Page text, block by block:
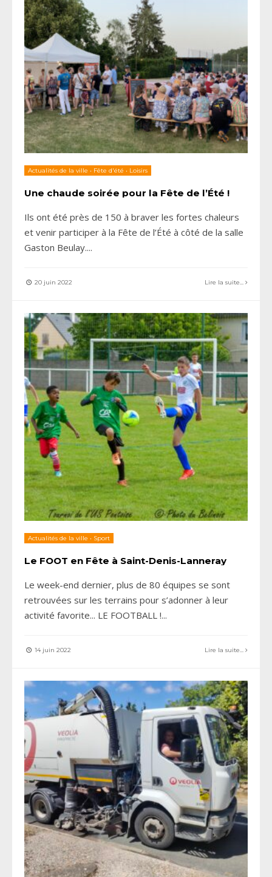
Actualités de la ville • Fête d'été • Loisirs
Une chaude soirée pour la Fête de l’Été !
Ils ont été près de 150 à braver les fortes chaleurs
et venir participer à la Fête de l’Été à côté de la salle
Gaston Beulay....
20 juin 2022 Lire la suite...
Actualités de la ville • Sport
Le FOOT en Fête à Saint-Denis-Lanneray
Le week-end dernier, plus de 80 équipes se sont
retrouvées sur les terrains pour s’adonner à leur
activité favorite... LE FOOTBALL !...
14 juin 2022 Lire la suite...